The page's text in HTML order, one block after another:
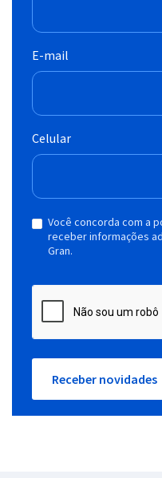
E-mail
Celular
Você concorda com a
receber informações
Gran.
Receber novidades